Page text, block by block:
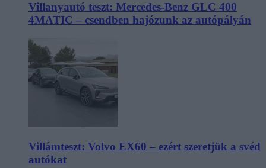
Villanyautó teszt: Mercedes-Benz GLC 400
4MATIC – csendben hajózunk az autópályán
Villámteszt: Volvo EX60 – ezért szeretjük a svéd
autókat